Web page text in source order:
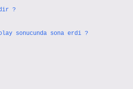
?
sonucunda sona erdi ?